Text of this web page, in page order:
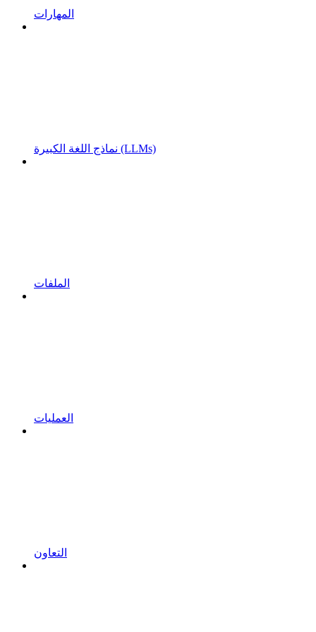
المهارات
نماذج اللغة الكبيرة (LLMs)
الملفات
العمليات
التعاون